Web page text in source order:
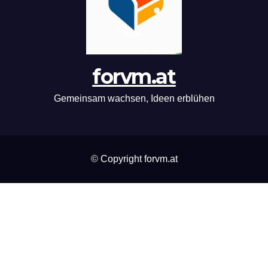
forvm.at
Gemeinsam wachsen, Ideen erblühen
© Copyright forvm.at